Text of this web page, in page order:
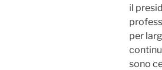
il
per
sono